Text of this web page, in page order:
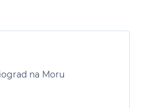
na Moru